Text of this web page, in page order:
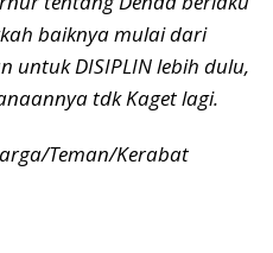
baiknya mulai dari
untuk DISIPLIN lebih dulu,
tdk Kaget lagi.
Teman/Kerabat